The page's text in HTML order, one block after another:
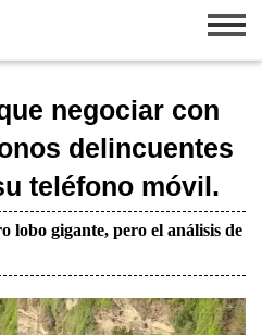
negociar con
delincuentes
teléfono móvil.
lobo gigante, pero el análisis de